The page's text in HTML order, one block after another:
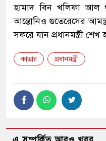
হামাদ বিন খলিফা আল
আন্তোনিও গুতেরেসের
সফরে যান প্রধানমন্ত্রী শেখ
কাতার প্রধানমন্ত্রী